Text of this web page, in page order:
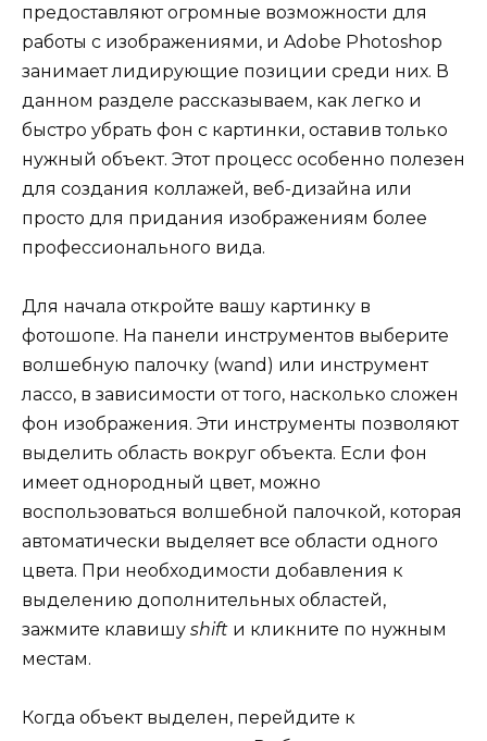
предоставляют огромные возможности для
работы с изображениями, и Adobe Photoshop
занимает лидирующие позиции среди них. В
данном разделе рассказываем, как легко и
быстро убрать фон с картинки, оставив только
нужный объект. Этот процесс особенно полезен
для создания коллажей, веб-дизайна или
просто для придания изображениям более
профессионального вида.
Для начала откройте вашу картинку в
фотошопе. На панели инструментов выберите
волшебную палочку (wand) или инструмент
лассо, в зависимости от того, насколько сложен
фон изображения. Эти инструменты позволяют
выделить область вокруг объекта. Если фон
имеет однородный цвет, можно
воспользоваться волшебной палочкой, которая
автоматически выделяет все области одного
цвета. При необходимости добавления к
выделению дополнительных областей,
зажмите клавишу shift и кликните по нужным
местам.
Когда объект выделен, перейдите к